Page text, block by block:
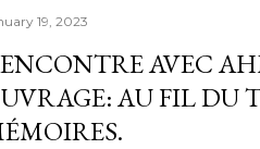
19, 2023
AVEC
AU FIL DU